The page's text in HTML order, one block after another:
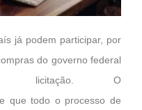
já podem participar, por
do governo federal
licitação. O
que todo o processo de